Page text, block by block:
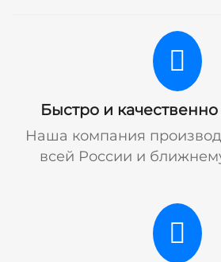
Быстро и
Наша компания
всей России и